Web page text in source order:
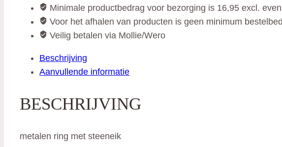
Minimale productbedrag voor bezorging is 16,95 excl.
Voor het afhalen van producten is geen minimum
Veilig betalen via Mollie/Wero
Beschrijving
Aanvullende informatie
BESCHRIJVING
metalen ring met steeneik